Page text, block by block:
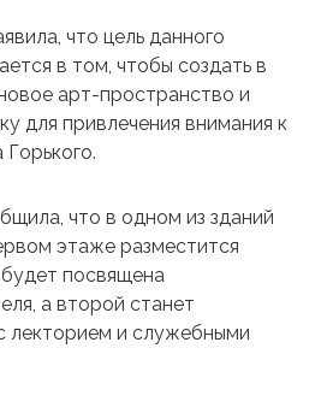
что цель данного
в том, чтобы создать в
арт-пространство и
для привлечения внимания к
что в одном из зданий
этаже разместится
посвящена
а второй станет
лекторием и служебными